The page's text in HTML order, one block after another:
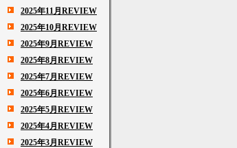
2025年11月REVIEW
2025年10月REVIEW
2025年9月REVIEW
2025年8月REVIEW
2025年7月REVIEW
2025年6月REVIEW
2025年5月REVIEW
2025年4月REVIEW
2025年3月REVIEW